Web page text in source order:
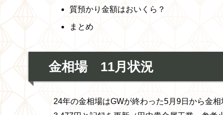
質預かり金額はおいくら？
まとめ
金相場 11月状況
24年の金相場はGWが終わった5月9日から金